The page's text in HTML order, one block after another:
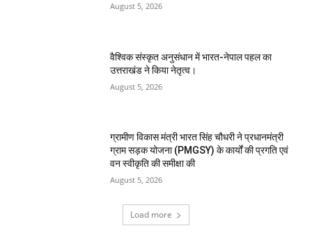
August 5, 2026
वैश्विक संस्कृत अनुसंधान में भारत-नेपाल पहल का
उत्तराखंड ने किया नेतृत्व।
August 5, 2026
ग्रामीण विकास मंत्री भारत सिंह चौधरी ने प्रधानमंत्री
ग्राम सड़क योजना (PMGSY) के कार्यों की प्रगति एवं
वन स्वीकृति की समीक्षा की
August 5, 2026
Load more